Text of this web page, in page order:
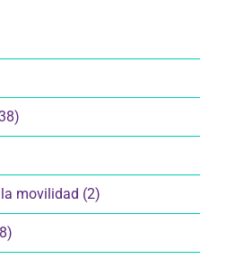
movilidad (2)